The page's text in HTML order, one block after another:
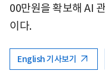
00만원을 확보해 AI
이다.
English 기사보기